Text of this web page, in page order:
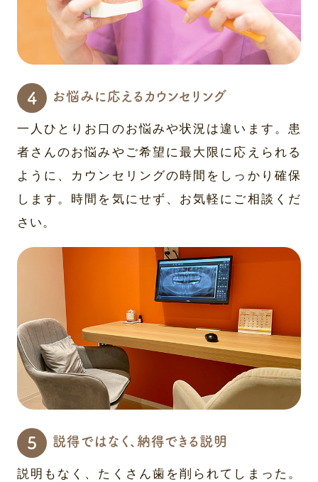
お悩みに応えるカウンセリング
一人ひとりお口のお悩みや状況は違います。患
者さんのお悩みやご希望に最大限に応えられる
ように、カウンセリングの時間をしっかり確保
します。時間を気にせず、お気軽にご相談くだ
さい。
説得ではなく、納得できる説明
説明もなく、たくさん歯を削られてしまった。